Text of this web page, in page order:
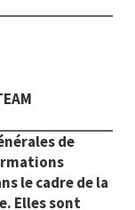
de
le cadre de la
Elles sont